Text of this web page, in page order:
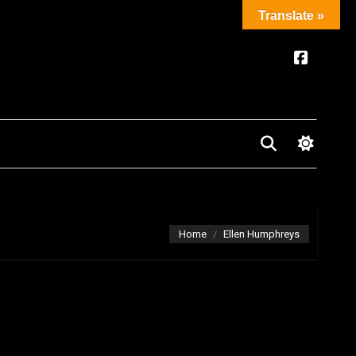
Home Ellen Humphreys
Translate »